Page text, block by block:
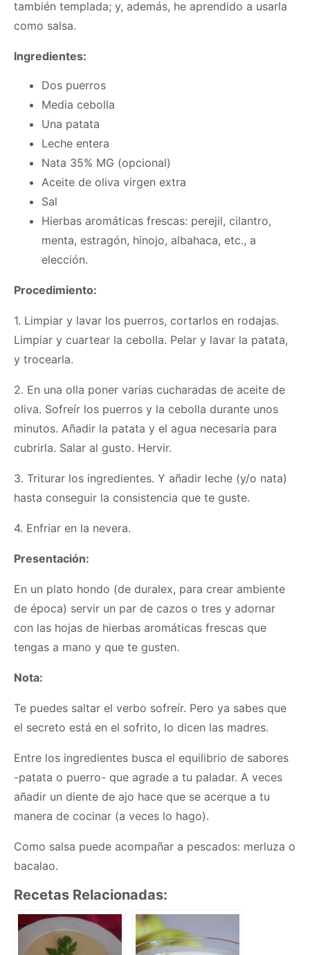
también templada; y, además, he aprendido a usarla
como salsa.
Ingredientes:
Dos puerros
Media cebolla
Una patata
Leche entera
Nata 35% MG (opcional)
Aceite de oliva virgen extra
Sal
Hierbas aromáticas frescas: perejil, cilantro,
menta, estragón, hinojo, albahaca, etc., a
elección.
Procedimiento:
1. Limpiar y lavar los puerros, cortarlos en rodajas.
Limpiar y cuartear la cebolla. Pelar y lavar la patata,
y trocearla.
2. En una olla poner varias cucharadas de aceite de
oliva. Sofreír los puerros y la cebolla durante unos
minutos. Añadir la patata y el agua necesaria para
cubrirla. Salar al gusto. Hervir.
3. Triturar los ingredientes. Y añadir leche (y/o nata)
hasta conseguir la consistencia que te guste.
4. Enfriar en la nevera.
Presentación:
En un plato hondo (de duralex, para crear ambiente
de época) servir un par de cazos o tres y adornar
con las hojas de hierbas aromáticas frescas que
tengas a mano y que te gusten.
Nota:
Te puedes saltar el verbo sofreír. Pero ya sabes que
el secreto está en el sofrito, lo dicen las madres.
Entre los ingredientes busca el equilibrio de sabores
-patata o puerro- que agrade a tu paladar. A veces
añadir un diente de ajo hace que se acerque a tu
manera de cocinar (a veces lo hago).
Como salsa puede acompañar a pescados: merluza o
bacalao.
Recetas Relacionadas: